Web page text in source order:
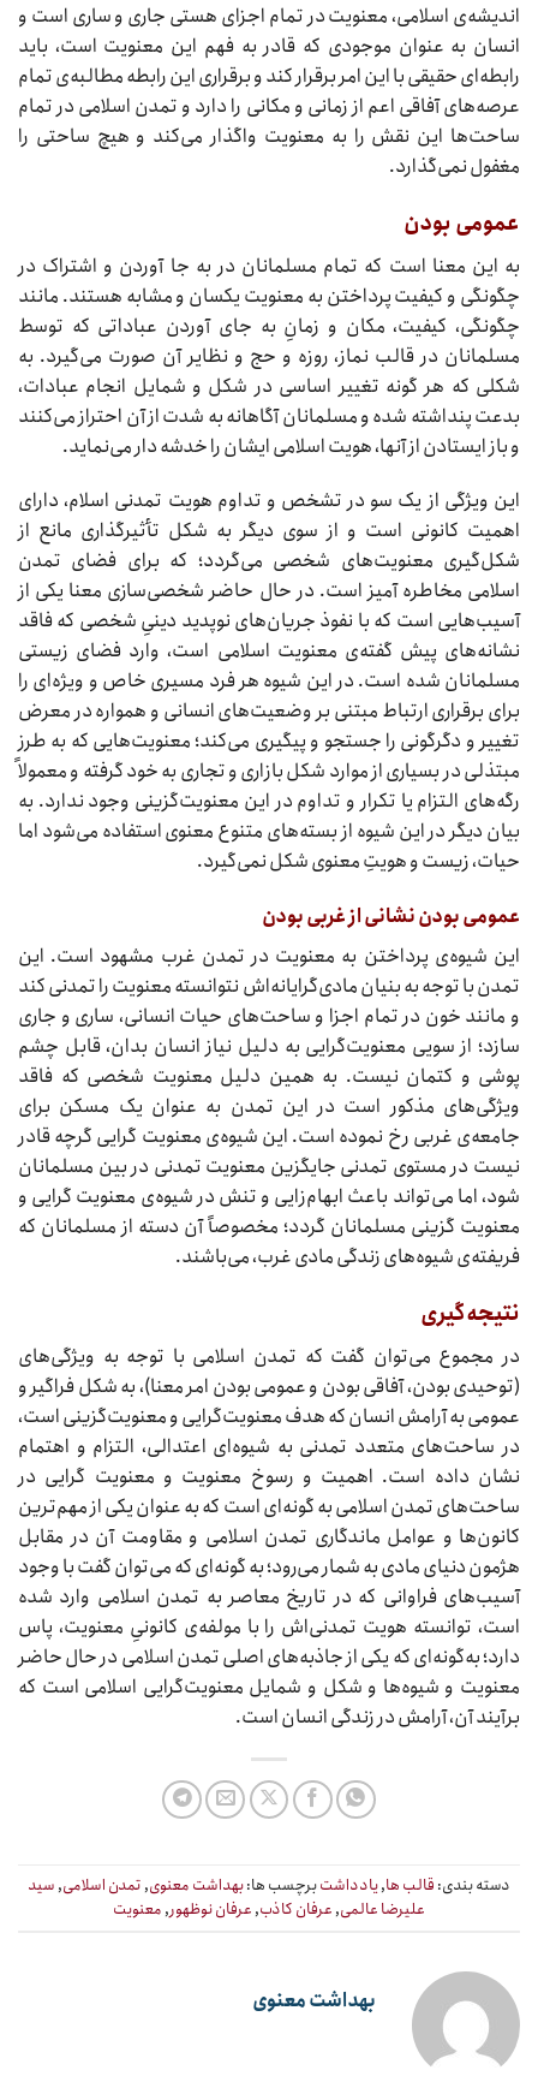
اندیشه‌ی اسلامی، معنویت در تمام اجزای هستی جاری و ساری است و
انسان به عنوان موجودی که قادر به فهم این معنویت است، باید
رابطه‌ای حقیقی با این امر برقرار کند و برقراری این رابطه مطالبه‌ی تمام
عرصه‌های آفاقی اعم از زمانی و مکانی را دارد و تمدن اسلامی در تمام
ساحت‌ها این نقش را به معنویت واگذار می‌کند و هیچ ساحتی را
مغفول نمی‌گذارد.
عمومی بودن
به این معنا است که تمام مسلمانان در به جا آوردن و اشتراک در
چگونگی و کیفیت پرداختن به معنویت یکسان و مشابه هستند. مانند
چگونگی، کیفیت، مکان و زمانِ به جای آوردن عباداتی که توسط
مسلمانان در قالب نماز، روزه و حج و نظایر آن صورت می‌گیرد. به
شکلی که هر گونه تغییر اساسی در شکل و شمایل انجام عبادات،
بدعت پنداشته شده و مسلمانان آگاهانه به شدت از آن احتراز می‌کنند
و باز ایستادن از آنها، هویت اسلامی ایشان را خدشه دار می‌نماید.
این ویژگی از یک سو در تشخص و تداوم هویت تمدنی اسلام، دارای
اهمیت کانونی است و از سوی دیگر به شکل تأثیرگذاری مانع از
شکل‌گیری معنویت‌های شخصی می‌گردد؛ که برای فضای تمدن
اسلامی مخاطره آمیز است. در حال حاضر شخصی‌سازی معنا یکی از
آسیب‌هایی است که با نفوذ جریان‌های نوپدید دینیِ شخصی که فاقد
نشانه‌های پیش گفته‌ی معنویت اسلامی است، وارد فضای زیستی
مسلمانان شده است. در این شیوه هر فرد مسیری خاص و ویژه‌ای را
برای برقراری ارتباط مبتنی بر وضعیت‌های انسانی و همواره در معرض
تغییر و دگرگونی را جستجو و پیگیری می‌کند؛ معنویت‌هایی که به طرز
مبتذلی در بسیاری از موارد شکل بازاری و تجاری به خود گرفته و معمولاً
رگه‌های التزام یا تکرار و تداوم در این معنویت‌گزینی وجود ندارد. به
بیان دیگر در این شیوه از بسته‌های متنوع معنوی استفاده می‌شود اما
حیات، زیست و هویتِ معنوی شکل نمی‌گیرد.
عمومی بودن نشانی از غربی بودن
این شیوه‌ی پرداختن به معنویت در تمدن غرب مشهود است. این
تمدن با توجه به بنیان مادی‌گرایانه‌اش نتوانسته معنویت را تمدنی کند
و مانند خون در تمام اجزا و ساحت‌های حیات انسانی، ساری و جاری
سازد؛ از سویی معنویت‌گرایی به دلیل نیاز انسان بدان، قابل چشم
پوشی و کتمان نیست. به همین دلیل معنویت شخصی که فاقد
ویژگی‌های مذکور است در این تمدن به عنوان یک مسکن برای
جامعه‌ی غربی رخ نموده است. این شیوه‌ی معنویت گرایی گرچه قادر
نیست در مستوی تمدنی جایگزین معنویت تمدنی در بین مسلمانان
شود، اما می‌تواند باعث ابهام‌زایی و تنش در شیوه‌ی معنویت گرایی و
معنویت گزینی مسلمانان گردد؛ مخصوصاً آن دسته از مسلمانان که
فریفته‌ی شیوه‌های زندگی مادی غرب، می‌باشند.
نتیجه‌گیری
در مجموع می‌توان گفت که تمدن اسلامی با توجه به ویژگی‌های
(توحیدی بودن، آفاقی بودن و عمومی بودن امر معنا)، به شکل فراگیر و
عمومی به آرامش انسان که هدف معنویت‌گرایی و معنویت‌گزینی است،
در ساحت‌های متعدد تمدنی به شیوه‌ای اعتدالی، التزام و اهتمام
نشان داده است. اهمیت و رسوخ معنویت و معنویت گرایی در
ساحت‌های تمدن اسلامی به گونه‌ای است که به عنوان یکی از مهم‌ترین
کانون‌ها و عوامل ماندگاری تمدن اسلامی و مقاومت آن در مقابل
هژمون دنیای مادی به شمار می‌رود؛ به گونه‌ای که می‌توان گفت با وجود
آسیب‌های فراوانی که در تاریخ معاصر به تمدن اسلامی وارد شده
است، توانسته هویت تمدنی‌اش را با مولفه‌ی کانونیِ معنویت، پاس
دارد؛ به‌گونه‌ای که یکی از جاذبه‌های اصلی تمدن اسلامی در حال حاضر
معنویت و شیوه‌ها و شکل و شمایل معنویت‌گرایی اسلامی است که
برآیند آن، آرامش در زندگی انسان است.
دسته بندی: قالب ها,یادداشتبرچسب ها:بهداشت معنوی,تمدن اسلامی,سید
علیرضا عالمی,عرفان کاذب,عرفان نوظهور,معنویت
بهداشت معنوی